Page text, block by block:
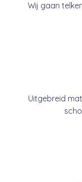
Wij gaan
Uitgebreid